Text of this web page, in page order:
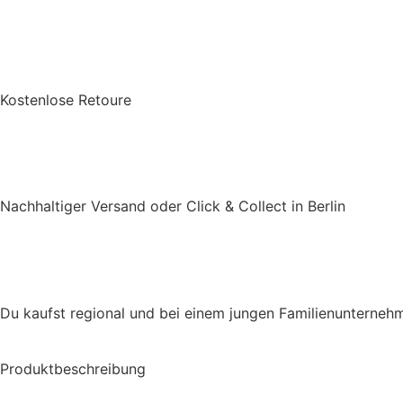
Kostenlose Retoure
Nachhaltiger Versand oder Click & Collect in Berlin
Du kaufst regional und bei einem jungen
Produktbeschreibung